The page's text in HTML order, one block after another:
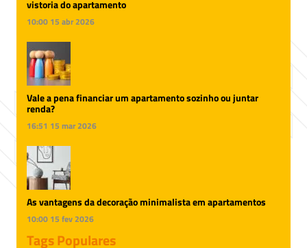
vistoria do apartamento
10:00 15 abr 2026
Vale a pena financiar um apartamento sozinho ou juntar
renda?
16:51 15 mar 2026
As vantagens da decoração minimalista em apartamentos
10:00 15 fev 2026
Tags Populares